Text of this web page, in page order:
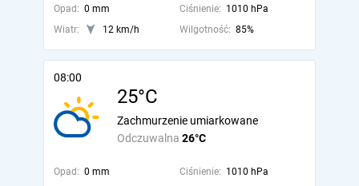
Opad: 0 mm Ciśnienie: 1010 hPa
Wiatr:
12 km/h Wilgotność: 85%
08:00
25°C
Odczuwalna 26°C
Zachmurzenie umiarkowane
Opad: 0 mm Ciśnienie: 1010 hPa